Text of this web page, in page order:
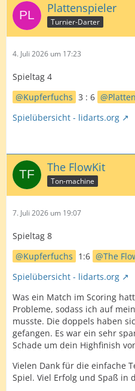
Plattenspieler
Turnier-Darter
4. Juli 2026 um 17:23
Spieltag 4
Kupferfuchs 3 : 6
Spielübersicht - lidarts.org
The FlowKit
Ton-machine
7. Juli 2026 um 19:07
Spieltag 8
Kupferfuchs 1:6
The
Spielübersicht - lidarts.org
Was ein Match im Scoring
Probleme, sodass ich auf
musste. Die doppels haben
gefangen. Es war ein sehr
Schade um dein Highfinish
Vielen Dank für die einfache
Spiel. Viel Erfolg und Spaß in